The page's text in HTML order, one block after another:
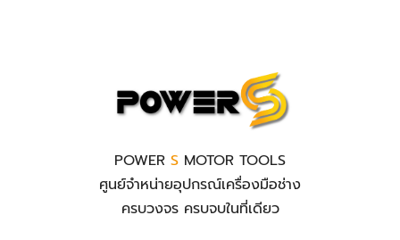
POWER S MOTOR TOOLS
ศูนย์จำหน่ายอุปกรณ์เครื่องมือช่าง
ครบวงจร ครบจบในที่เดียว